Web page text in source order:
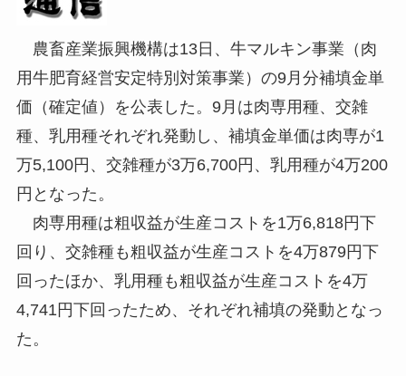
農畜産業振興機構は13日、牛マルキン事業（肉
用牛肥育経営安定特別対策事業）の9月分補填金単
価（確定値）を公表した。9月は肉専用種、交雑
種、乳用種それぞれ発動し、補填金単価は肉専が1
万5,100円、交雑種が3万6,700円、乳用種が4万200
円となった。
肉専用種は粗収益が生産コストを1万6,818円下
回り、交雑種も粗収益が生産コストを4万879円下
回ったほか、乳用種も粗収益が生産コストを4万
4,741円下回ったため、それぞれ補填の発動となっ
た。